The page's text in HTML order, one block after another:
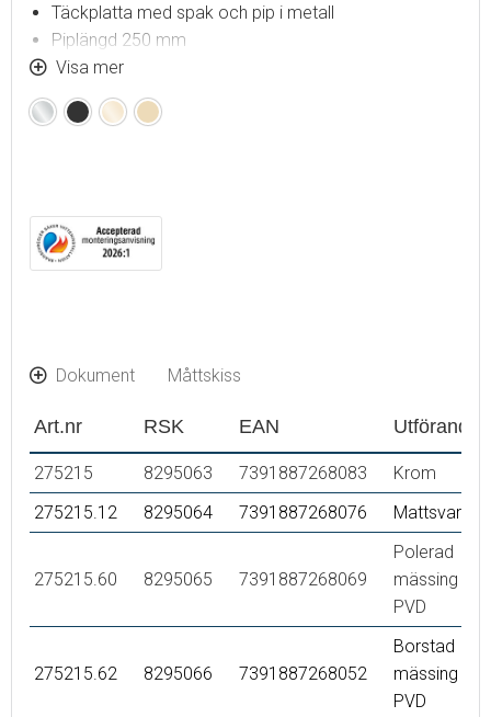
Täckplatta med spak och pip i metall
Piplängd 250 mm
Installationsdjup (min. 63 mm - max. 78 mm)
OBS! Interna delar beställs separat
Visa mer
KromMattsvart
PoleradBorstad
Dokument Måttskiss
Art.nr RSK EAN Utförande
275215 8295063 7391887268083
Krom
275215.12
8295064 7391887268076 Mattsvart
275215.60 8295065 7391887268069
Polerad
mässing
PVD
275215.62 8295066 7391887268052
Borstad
mässing
PVD